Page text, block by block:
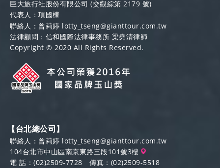
巨大旅行社股份有限公司 (交觀綜第 2179 號)
代表人：項國棟
聯絡人：曾莉婷 lotty_tseng@gianttour.com.tw
法律顧問：信和國際法律事務所 梁堯清律師
Copyright © 2020 All Rights Reserved.
【台北總公司】
聯絡人：曾莉婷 lotty_tseng@gianttour.com.tw
104台北市中山區南京東路三段101號3樓
電 話： (02)2509-7728 傳真：(02)2509-5518